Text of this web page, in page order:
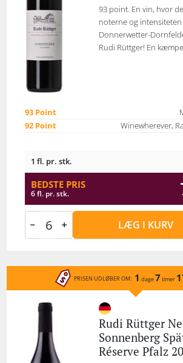
93 point. En vin, hvor
noterne og intensiteten
Donnerwetter-
Rudi Rüttger! En
93 Point
92 Point
Winewherever,
1 fl. pr. stk.
BEDSTE PRIS
6 fl. pr. stk.
LÆG I KURV
PRISEN UDLØBER OM: 1 dage7 timer
Rudi Rüttger
Sonnenberg
Réserve Pfalz